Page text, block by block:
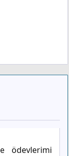
ödevlerimi